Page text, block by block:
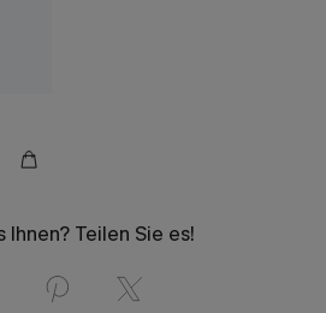
Ihnen? Teilen Sie es!